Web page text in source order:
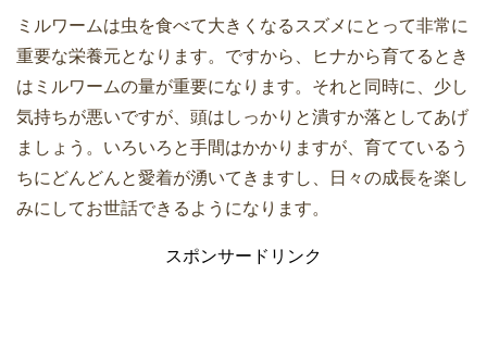
ミルワームは虫を食べて大きくなるスズメにとって非常に
重要な栄養元となります。ですから、ヒナから育てるとき
はミルワームの量が重要になります。それと同時に、少し
気持ちが悪いですが、頭はしっかりと潰すか落としてあげ
ましょう。いろいろと手間はかかりますが、育てているう
ちにどんどんと愛着が湧いてきますし、日々の成長を楽し
みにしてお世話できるようになります。
スポンサードリンク